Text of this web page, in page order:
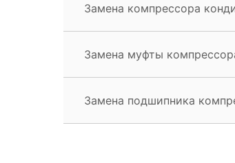
Замена компрессора
Замена муфты
Замена подшипника